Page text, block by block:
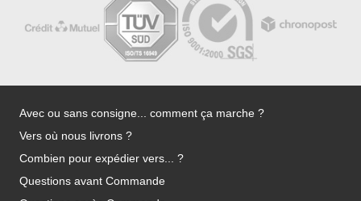
Avec ou sans consigne... comment ça marche ?
Vers où nous livrons ?
Combien pour expédier vers... ?
Questions avant Commande